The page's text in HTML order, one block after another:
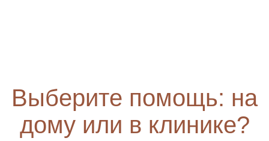
Выберите помощь: на
дому или в клинике?